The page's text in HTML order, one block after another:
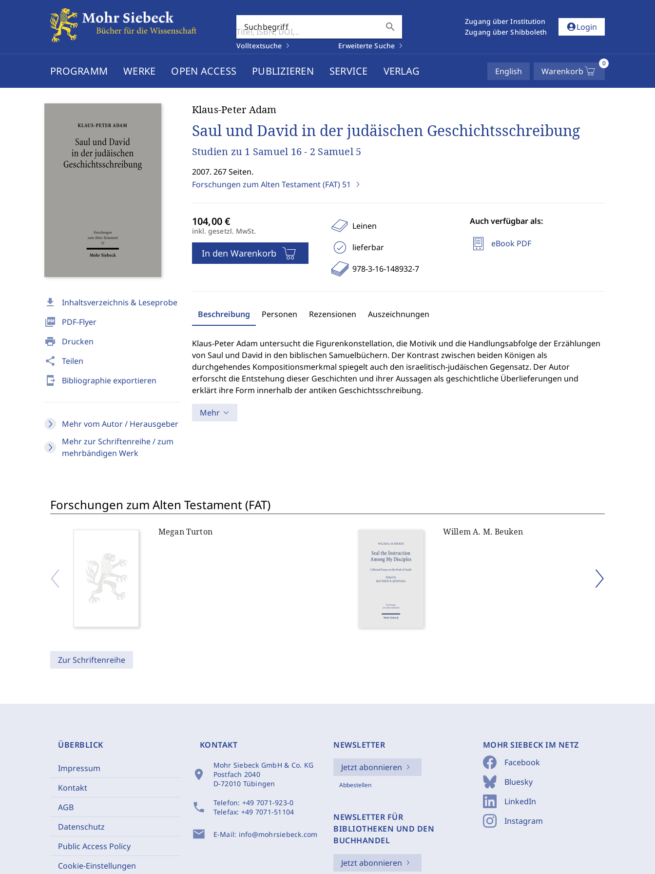
Suchbegriff search
Volltextsuche Erweiterte Suche
Zugang über Institution
Zugang über Shibboleth
account_circleLogin
PROGRAMM WERKE OPEN ACCESS PUBLIZIEREN SERVICE VERLAG English Warenkorb
0
download Inhaltsverzeichnis & Leseprobe
picture_as_pdf PDF-Flyer
print Drucken
share Teilen
send_to_mobile Bibliographie exportieren
Mehr vom Autor / Herausgeber
Mehr zur Schriftenreihe / zum
mehrbändigen Werk
Klaus-Peter Adam
Saul und David in der judäischen Geschichtsschreibung
Studien zu 1 Samuel 16 - 2 Samuel 5
2007. 267 Seiten.
Forschungen zum Alten Testament (FAT) 51
inkl. gesetzl. MwSt.
In den Warenkorb
Leinen
lieferbar
978-3-16-148932-7
Auch verfügbar als:
eBook PDF
Beschreibung Personen Rezensionen Auszeichnungen
Klaus-Peter Adam untersucht die Figurenkonstellation, die Motivik und die Handlungsabfolge der Erzählungen
von Saul und David in den biblischen Samuelbüchern. Der Kontrast zwischen beiden Königen als
durchgehendes Kompositionsmerkmal spiegelt auch den israelitisch-judäischen Gegensatz. Der Autor
erforscht die Entstehung dieser Geschichten und ihrer Aussagen als geschichtliche Überlieferungen und
erklärt ihre Form innerhalb der antiken Geschichtsschreibung.
Mehr
Forschungen zum Alten Testament (FAT)
Megan Turton Willem A. M. Beuken
Zur Schriftenreihe
ÜBERBLICK
Impressum
Kontakt
AGB
Datenschutz
Public Access Policy
Cookie-Einstellungen
KONTAKT
location_on
Mohr Siebeck GmbH & Co. KG
Postfach 2040
D-72010 Tübingen
phone Telefon: +49 7071-923-0
Telefax: +49 7071-51104
mail E-Mail: info@mohrsiebeck.com
NEWSLETTER
Jetzt abonnieren
Abbestellen
NEWSLETTER FÜR
BIBLIOTHEKEN UND DEN
BUCHHANDEL
Jetzt abonnieren
MOHR SIEBECK IM NETZ
Facebook
Bluesky
LinkedIn
Instagram